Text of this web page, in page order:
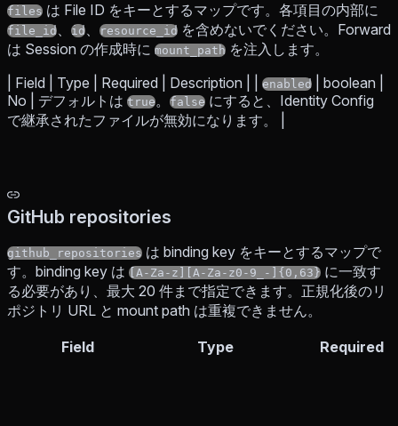
files は File ID をキーとするマップです。各項目の内部に
file_id、 id、 resource_id を含めないでください。Forward
は Session の作成時に mount_path を注入します。
| Field | Type | Required | Description | |
enabled
| boolean |
No | デフォルトは true。 false にすると、Identity Config
で継承されたファイルが無効になります。 |
GitHub repositories
github_repositories は binding key をキーとするマップで
す。binding key は [A-Za-z][A-Za-z0-9_-]{0,63} に一致す
る必要があり、最大 20 件まで指定できます。正規化後のリ
ポジトリ URL と mount path は重複できません。
Field Type Required